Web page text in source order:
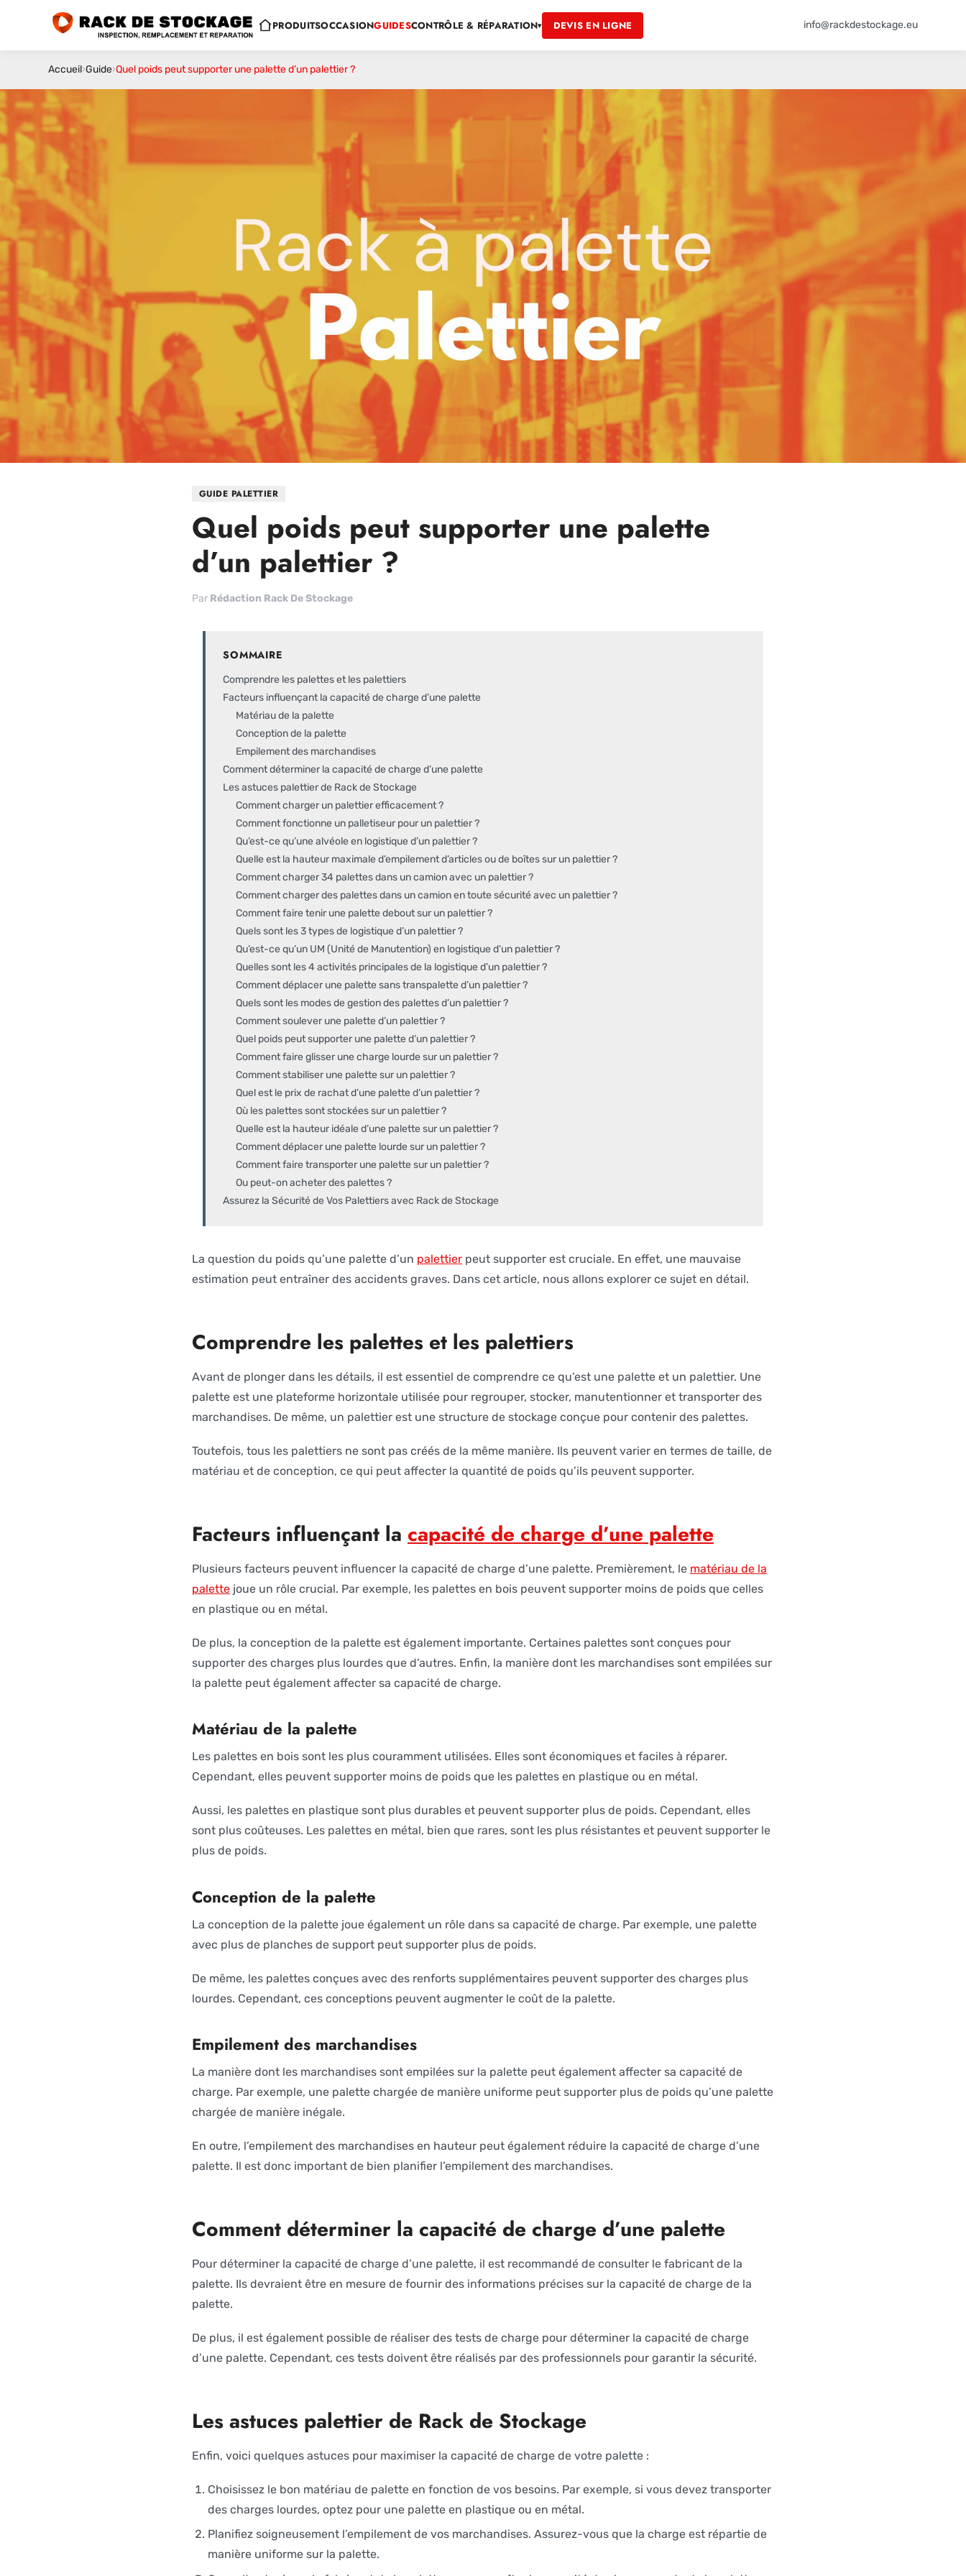
PRODUITSOCCASIONGUIDESCONTRÔLE & RÉPARATION▾ DEVIS EN LIGNE info@rackdestockage.eu
Accueil›Guide›Quel poids peut supporter une palette d’un palettier ?
GUIDE PALETTIER
Quel poids peut supporter une palette
d’un palettier ?
Par Rédaction Rack De Stockage
SOMMAIRE
Comprendre les palettes et les palettiers
Facteurs influençant la capacité de charge d’une palette
Matériau de la palette
Conception de la palette
Empilement des marchandises
Comment déterminer la capacité de charge d’une palette
Les astuces palettier de Rack de Stockage
Comment charger un palettier efficacement ?
Comment fonctionne un palletiseur pour un palettier ?
Qu’est-ce qu’une alvéole en logistique d’un palettier ?
Quelle est la hauteur maximale d’empilement d’articles ou de boîtes sur un palettier ?
Comment charger 34 palettes dans un camion avec un palettier ?
Comment charger des palettes dans un camion en toute sécurité avec un palettier ?
Comment faire tenir une palette debout sur un palettier ?
Quels sont les 3 types de logistique d’un palettier ?
Qu’est-ce qu’un UM (Unité de Manutention) en logistique d’un palettier ?
Quelles sont les 4 activités principales de la logistique d’un palettier ?
Comment déplacer une palette sans transpalette d’un palettier ?
Quels sont les modes de gestion des palettes d’un palettier ?
Comment soulever une palette d’un palettier ?
Quel poids peut supporter une palette d’un palettier ?
Comment faire glisser une charge lourde sur un palettier ?
Comment stabiliser une palette sur un palettier ?
Quel est le prix de rachat d’une palette d’un palettier ?
Où les palettes sont stockées sur un palettier ?
Quelle est la hauteur idéale d’une palette sur un palettier ?
Comment déplacer une palette lourde sur un palettier ?
Comment faire transporter une palette sur un palettier ?
Ou peut-on acheter des palettes ?
Assurez la Sécurité de Vos Palettiers avec Rack de Stockage
La question du poids qu’une palette d’un palettier peut supporter est cruciale. En effet, une mauvaise
estimation peut entraîner des accidents graves. Dans cet article, nous allons explorer ce sujet en détail.
Comprendre les palettes et les palettiers
Avant de plonger dans les détails, il est essentiel de comprendre ce qu’est une palette et un palettier. Une
palette est une plateforme horizontale utilisée pour regrouper, stocker, manutentionner et transporter des
marchandises. De même, un palettier est une structure de stockage conçue pour contenir des palettes.
Toutefois, tous les palettiers ne sont pas créés de la même manière. Ils peuvent varier en termes de taille, de
matériau et de conception, ce qui peut affecter la quantité de poids qu’ils peuvent supporter.
Facteurs influençant la capacité de charge d’une palette
Plusieurs facteurs peuvent influencer la capacité de charge d’une palette. Premièrement, le matériau de la
palette joue un rôle crucial. Par exemple, les palettes en bois peuvent supporter moins de poids que celles
en plastique ou en métal.
De plus, la conception de la palette est également importante. Certaines palettes sont conçues pour
supporter des charges plus lourdes que d’autres. Enfin, la manière dont les marchandises sont empilées sur
la palette peut également affecter sa capacité de charge.
Matériau de la palette
Les palettes en bois sont les plus couramment utilisées. Elles sont économiques et faciles à réparer.
Cependant, elles peuvent supporter moins de poids que les palettes en plastique ou en métal.
Aussi, les palettes en plastique sont plus durables et peuvent supporter plus de poids. Cependant, elles
sont plus coûteuses. Les palettes en métal, bien que rares, sont les plus résistantes et peuvent supporter le
plus de poids.
Conception de la palette
La conception de la palette joue également un rôle dans sa capacité de charge. Par exemple, une palette
avec plus de planches de support peut supporter plus de poids.
De même, les palettes conçues avec des renforts supplémentaires peuvent supporter des charges plus
lourdes. Cependant, ces conceptions peuvent augmenter le coût de la palette.
Empilement des marchandises
La manière dont les marchandises sont empilées sur la palette peut également affecter sa capacité de
charge. Par exemple, une palette chargée de manière uniforme peut supporter plus de poids qu’une palette
chargée de manière inégale.
En outre, l’empilement des marchandises en hauteur peut également réduire la capacité de charge d’une
palette. Il est donc important de bien planifier l’empilement des marchandises.
Comment déterminer la capacité de charge d’une palette
Pour déterminer la capacité de charge d’une palette, il est recommandé de consulter le fabricant de la
palette. Ils devraient être en mesure de fournir des informations précises sur la capacité de charge de la
palette.
De plus, il est également possible de réaliser des tests de charge pour déterminer la capacité de charge
d’une palette. Cependant, ces tests doivent être réalisés par des professionnels pour garantir la sécurité.
Les astuces palettier de Rack de Stockage
Enfin, voici quelques astuces pour maximiser la capacité de charge de votre palette :
Choisissez le bon matériau de palette en fonction de vos besoins. Par exemple, si vous devez transporter
des charges lourdes, optez pour une palette en plastique ou en métal.
Planifiez soigneusement l’empilement de vos marchandises. Assurez-vous que la charge est répartie de
manière uniforme sur la palette.